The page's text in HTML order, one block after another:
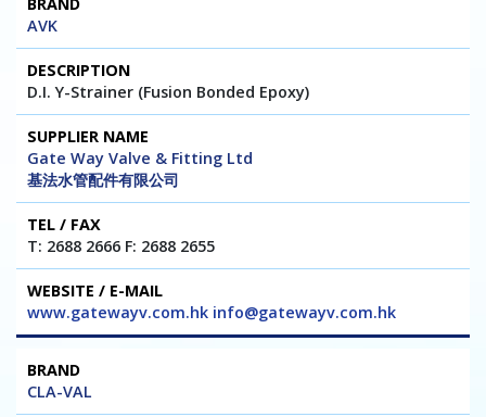
AVK
D.I. Y-Strainer (Fusion Bonded Epoxy)
Gate Way Valve & Fitting Ltd
基法水管配件有限公司
T: 2688 2666 F: 2688 2655
www.gatewayv.com.hk info@gatewayv.com.hk
CLA-VAL